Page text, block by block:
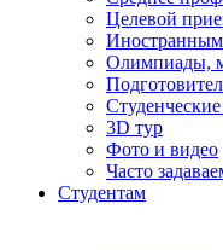
Целевой
Иностранным
Олимпиады,
3D тур
Фото и видео
Часто
Студентам